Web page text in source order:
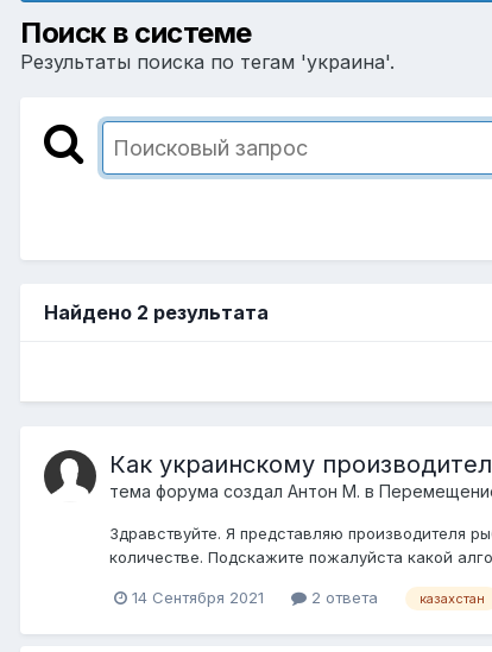
Поиск в системе
Результаты поиска по тегам 'украина'.
Найдено 2 результата
Как украинскому
тема форума создал Антон М. в
Здравствуйте. Я представляю производителя
количестве. Подскажите пожалуйста какой
14 Сентября 2021 2 ответа казахстан